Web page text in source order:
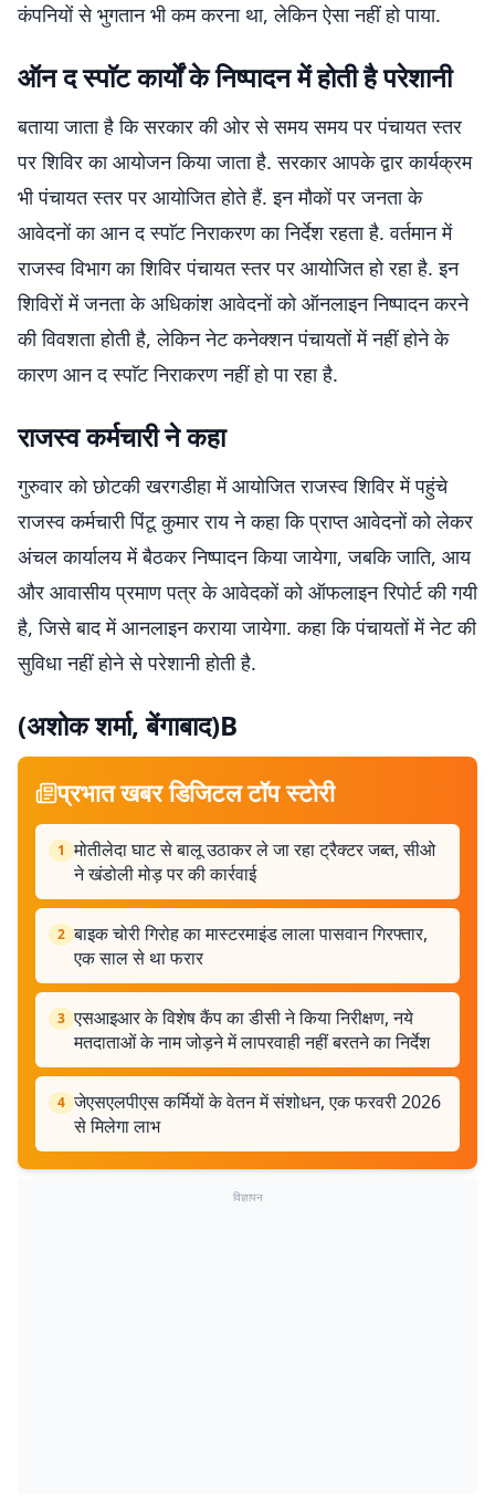
कंपनियों से भुगतान भी कम करना था, लेकिन ऐसा नहीं हो पाया.
ऑन द स्पाॅट कार्यों के निष्पादन में होती है परेशानी
बताया जाता है कि सरकार की ओर से समय समय पर पंचायत स्तर
पर शिविर का आयोजन किया जाता है. सरकार आपके द्वार कार्यक्रम
भी पंचायत स्तर पर आयोजित होते हैं. इन मौकों पर जनता के
आवेदनों का आन द स्पाॅट निराकरण का निर्देश रहता है. वर्तमान में
राजस्व विभाग का शिविर पंचायत स्तर पर आयोजित हो रहा है. इन
शिविरों में जनता के अधिकांश आवेदनों को ऑनलाइन निष्पादन करने
की विवशता होती है, लेकिन नेट कनेक्शन पंचायतों में नहीं होने के
कारण आन द स्पाॅट निराकरण नहीं हो पा रहा है.
राजस्व कर्मचारी ने कहा
गुरुवार को छोटकी खरगडीहा में आयोजित राजस्व शिविर में पहुंचे
राजस्व कर्मचारी पिंटू कुमार राय ने कहा कि प्राप्त आवेदनों को लेकर
अंचल कार्यालय में बैठकर निष्पादन किया जायेगा, जबकि जाति, आय
और आवासीय प्रमाण पत्र के आवेदकों को ऑफलाइन रिपोर्ट की गयी
है, जिसे बाद में आनलाइन कराया जायेगा. कहा कि पंचायतों में नेट की
सुविधा नहीं होने से परेशानी होती है.
(अशोक शर्मा, बेंगाबाद)B
प्रभात खबर डिजिटल टॉप स्टोरी
1 मोतीलेदा घाट से बालू उठाकर ले जा रहा ट्रैक्टर जब्त, सीओ
ने खंडोली मोड़ पर की कार्रवाई
2 बाइक चोरी गिरोह का मास्टरमाइंड लाला पासवान गिरफ्तार,
एक साल से था फरार
3 एसआइआर के विशेष कैंप का डीसी ने किया निरीक्षण, नये
मतदाताओं के नाम जोड़ने में लापरवाही नहीं बरतने का निर्देश
4 जेएसएलपीएस कर्मियों के वेतन में संशोधन, एक फरवरी 2026
से मिलेगा लाभ
विज्ञापन